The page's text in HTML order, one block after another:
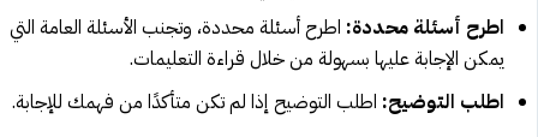
اطرح أسئلة محددة: اطرح أسئلة محددة، وتجنب الأسئلة العامة التي
يمكن الإجابة عليها بسهولة من خلال قراءة التعليمات.
اطلب التوضيح: اطلب التوضيح إذا لم تكن متأكدًا من فهمك للإجابة.